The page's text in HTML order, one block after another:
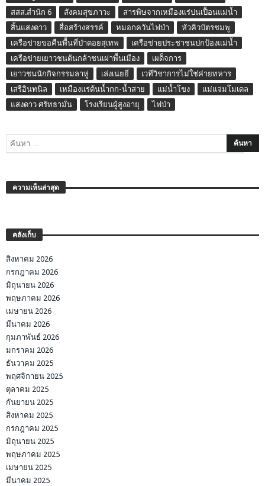
สสส.สำนัก 6
สังคมสุขภาวะ
สารพิษจากเหมืองแร่ปนเปื้อนแม่น้ำ
สิ้นแสงดาว
สื่อสร้างสรรค์ หมอกควันไฟป่า
หัวคิวบัตรชมพู
เครือข่ายขอคืนพื้นที่ป่าดอยสุเทพ
เครือข่ายประชาชนปกป้องแม่น้ำ
เครือข่ายเยาวชนต้นกล้าชนเผ่าพื้นเมือง
เผด็จการ
เยาวชนนักกิจกรรมลาหู่
เล่งเน่ยยี่
เวทีวิชาการไม่ใช่ค่ายทหาร
เสรีอินทนิล
เหมืองแร่ต้นน้ำกก-น้ำสาย แม่น้ำโขง
แม่แจ่มโมเดล
แสงดาว ศรัทธามั่น
โรงเรียนผู้สูงอายุ ไฟป่า
ความเห็นล่าสุด
คลังเก็บ
สิงหาคม 2026
กรกฎาคม 2026
มิถุนายน 2026
พฤษภาคม 2026
เมษายน 2026
มีนาคม 2026
กุมภาพันธ์ 2026
มกราคม 2026
ธันวาคม 2025
พฤศจิกายน 2025
ตุลาคม 2025
กันยายน 2025
สิงหาคม 2025
กรกฎาคม 2025
มิถุนายน 2025
พฤษภาคม 2025
เมษายน 2025
มีนาคม 2025